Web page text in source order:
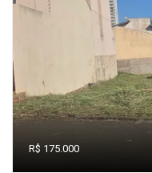
R$ 175.000